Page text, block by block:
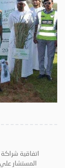
اتفاقية
المستشار